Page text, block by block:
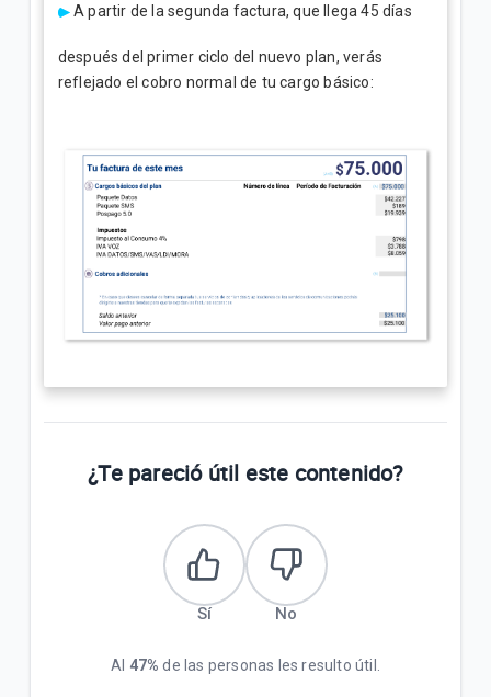
A partir de la segunda factura, que llega 45 días
después del primer ciclo del nuevo plan, verás
reflejado el cobro normal de tu cargo básico:
¿Te pareció útil este contenido?
Sí No
Al 47% de las personas les resulto útil.